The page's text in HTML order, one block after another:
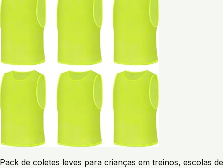
Pack de coletes leves para crianças em treinos, escolas de